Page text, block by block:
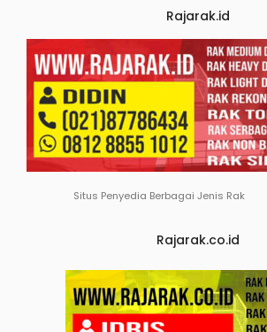
Rajarak.id
Situs Penyedia Berbagai Jenis Rak
Rajarak.co.id